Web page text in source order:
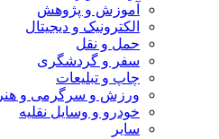
آموزش و پژوهش
الکترونیک و دیجیتال
حمل و نقل
سفر و گردشگری
چاپ و تبلیعات
ورزش و سرگرمی و هنر
خودرو و وسایل نقلیه
سایر